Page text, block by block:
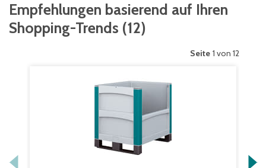
Empfehlungen basierend auf Ihren
Shopping-Trends (12)
Seite 1 von 12